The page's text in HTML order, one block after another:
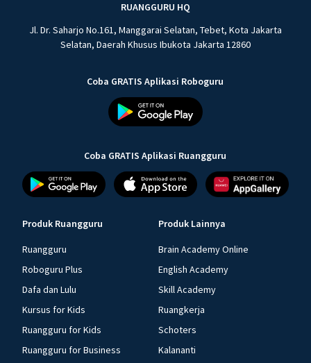
RUANGGURU HQ
Jl. Dr. Saharjo No.161, Manggarai Selatan, Tebet, Kota Jakarta
Selatan, Daerah Khusus Ibukota Jakarta 12860
Coba GRATIS Aplikasi Roboguru
Coba GRATIS Aplikasi Ruangguru
Produk Ruangguru
Ruangguru
Roboguru Plus
Dafa dan Lulu
Kursus for Kids
Ruangguru for Kids
Ruangguru for Business
Produk Lainnya
Brain Academy Online
English Academy
Skill Academy
Ruangkerja
Schoters
Kalananti